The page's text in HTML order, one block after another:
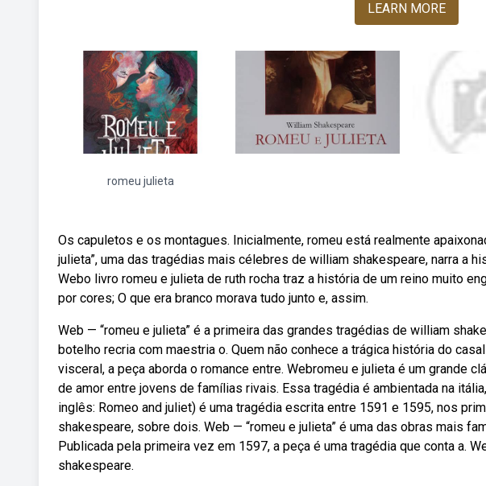
LEARN MORE
romeu julieta
Os capuletos e os montagues. Inicialmente, romeu está realmente
julieta”, uma das tragédias mais célebres de william shakespeare, narra a
Webo livro romeu e julieta de ruth rocha traz a história de um reino muito
por cores; O que era branco morava tudo junto e, assim.
Web — “romeu e julieta” é a primeira das grandes tragédias de william
botelho recria com maestria o. Quem não conhece a trágica história do
visceral, a peça aborda o romance entre. Webromeu e julieta é um grande
de amor entre jovens de famílias rivais. Essa tragédia é ambientada na
inglês: Romeo and juliet) é uma tragédia escrita entre 1591 e 1595, nos
shakespeare, sobre dois. Web — “romeu e julieta” é uma das obras mais
Publicada pela primeira vez em 1597, a peça é uma tragédia que conta a.
shakespeare.